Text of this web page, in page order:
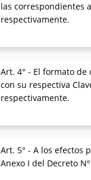
las correspondientes
respectivamente.
Art. 4° - El formato
con su respectiva
respectivamente.
Art. 5° - A los efectos
Anexo I del Decreto